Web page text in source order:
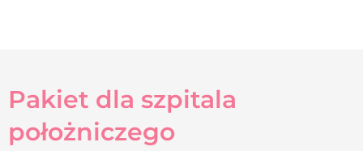
Pakiet dla szpitala
położniczego